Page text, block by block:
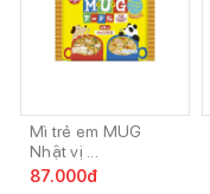
Mì trẻ em MUG
Nhật vị ...
87.000đ